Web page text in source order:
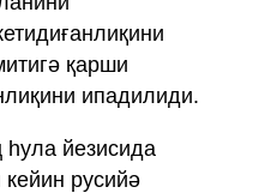
қарши
ипадилиди.
һула йезисида
кейин русийә